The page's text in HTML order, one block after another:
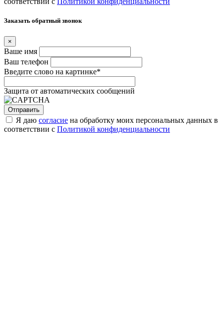
Заказать обратный звонок
×
Ваше имя
Ваш телефон
Введите слово на картинке*
Защита от автоматических сообщений
Я даю согласие на обработку моих персональных данных в
соответствии с Политикой конфиденциальности